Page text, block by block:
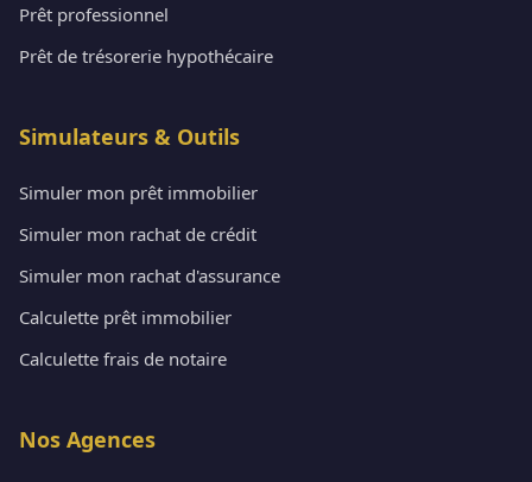
Prêt professionnel
Prêt de trésorerie hypothécaire
Simulateurs & Outils
Simuler mon prêt immobilier
Simuler mon rachat de crédit
Simuler mon rachat d'assurance
Calculette prêt immobilier
Calculette frais de notaire
Nos Agences